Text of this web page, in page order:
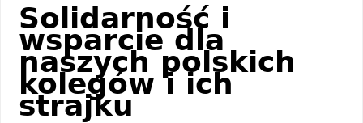
Solidarność i
wsparcie dla
naszych polskich
kolegów i ich
strajku